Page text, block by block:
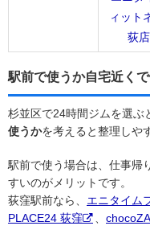
ィット
荻店
駅前で使うか自宅近く
杉並区で24時間ジムを選ぶ
使うかを考えると整理しや
駅前で使う場合は、仕事帰
すいのがメリットです。
荻窪駅前なら、 エニタイム
PLACE24 荻窪